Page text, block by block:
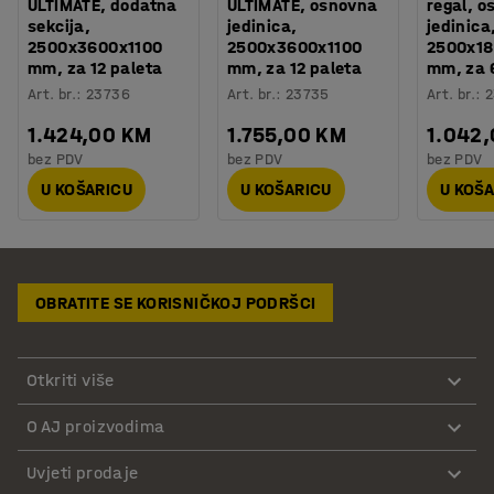
ULTIMATE, dodatna
sekcija,
2500x3600x1100
mm, za 12 paleta
Art. br.: 23736
1.424,00 KM
bez PDV
U KOŠARICU
ULTIMATE, osnovna
jedinica,
2500x3600x1100
mm, za 12 paleta
Art. br.: 23735
1.755,00 KM
bez PDV
U KOŠARICU
regal,
mm, za
Art. br.:
bez PDV
U
OBRATITE SE KORISNIČKOJ PODRŠCI
Otkriti više
O AJ proizvodima
Uvjeti prodaje